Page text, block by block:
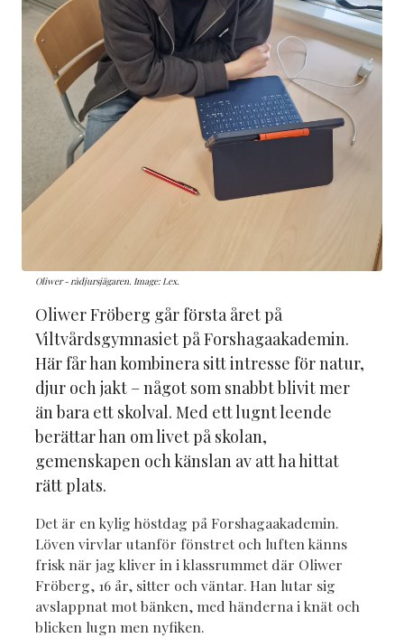
Oliwer - rådjursjägaren. Image: Lex.
Oliwer Fröberg går första året på
Viltvårdsgymnasiet på Forshagaakademin.
Här får han kombinera sitt intresse för natur,
djur och jakt – något som snabbt blivit mer
än bara ett skolval. Med ett lugnt leende
berättar han om livet på skolan,
gemenskapen och känslan av att ha hittat
rätt plats.
Det är en kylig höstdag på Forshagaakademin.
Löven virvlar utanför fönstret och luften känns
frisk när jag kliver in i klassrummet där Oliwer
Fröberg, 16 år, sitter och väntar. Han lutar sig
avslappnat mot bänken, med händerna i knät och
blicken lugn men nyfiken.